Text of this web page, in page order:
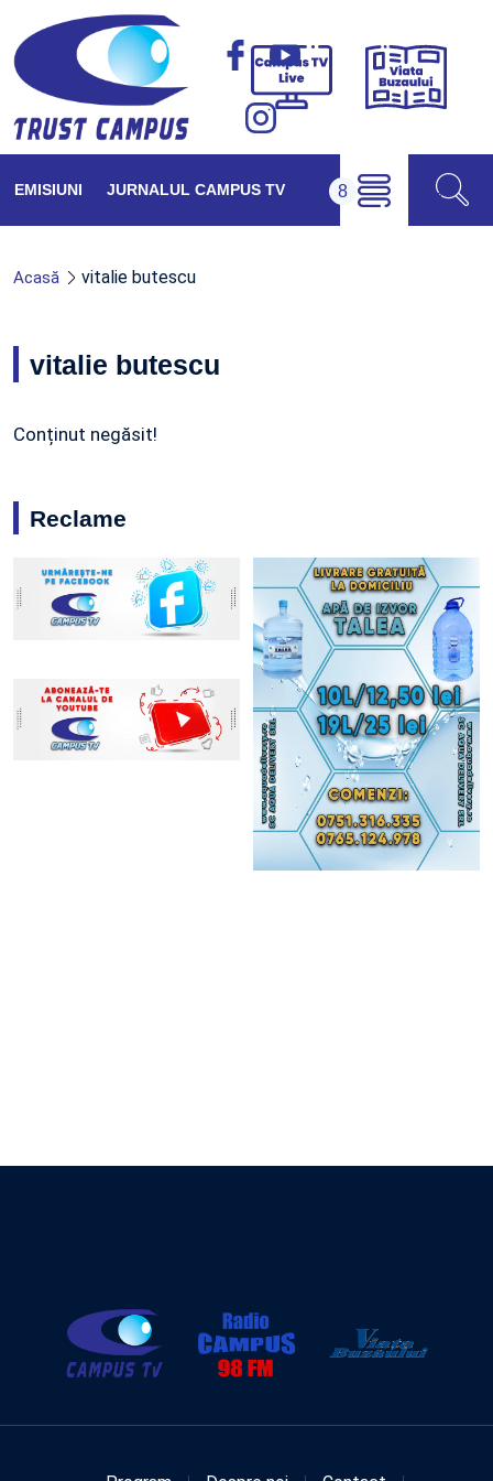
Campus
Viața
EMISIUNI JURNALUL CAMPUS TV
Acasă vitalie butescu
vitalie butescu
Conținut negăsit!
Reclame